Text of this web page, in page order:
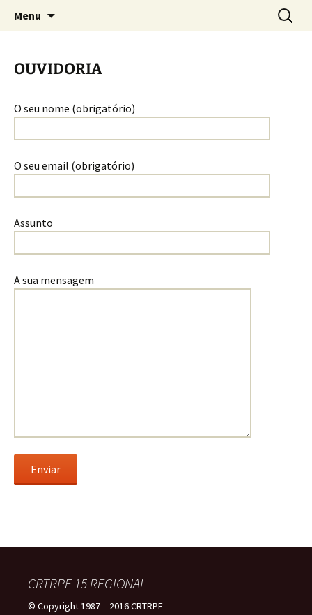
Portal da Transparência |
Prestação de Contas – CRTRPE
15
Lei de acesso a informação
Menu
por:
OUVIDORIA
O seu nome (obrigatório)
O seu email (obrigatório)
Assunto
A sua mensagem
CRTRPE 15 REGIONAL
© Copyright 1987 – 2016 CRTRPE